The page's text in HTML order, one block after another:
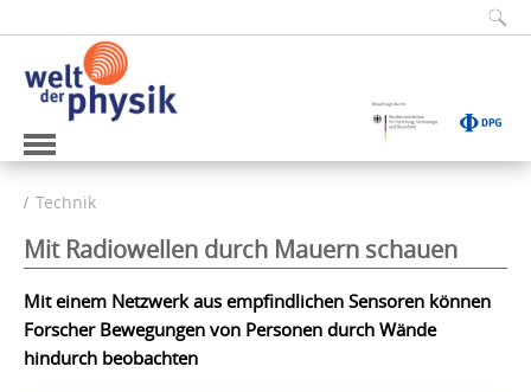
Technik
Mit Radiowellen durch Mauern schauen
Mit einem Netzwerk aus empfindlichen Sensoren können
Forscher Bewegungen von Personen durch Wände
hindurch beobachten